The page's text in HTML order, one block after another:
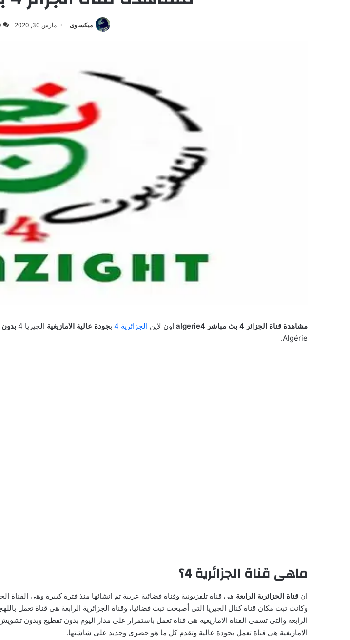
ميكساوى مارس 30, 2020
مشاهدة قناة الجزائر 4 بث مباشر algerie4 اون لاين الجزائرية 4 بجودة عالية الامازيغية الجيريا 4
Algérie.
ماهى قناة الجزائرية 4؟
ان قناة الجزائرية الرابعة هى قناة تلفزيونية وقناة فضائية عربية تم انشائها منذ فترة كبيرة وهى القناة
وكانت تبث مكان قناة كنال الجيريا التى أصبحت تبث فضائيا، وقناة الجزائرية الرابعة هى قناة تعمل
الرابعة والتى تسمى القناة الامازيغية هى قناة تعمل باستمرار على مدار اليوم بدون تقطيع وبدون
الامازيغية هى قناة تعمل بجودة عالية وتقدم كل ما هو حصرى وجديد على شاشتها.